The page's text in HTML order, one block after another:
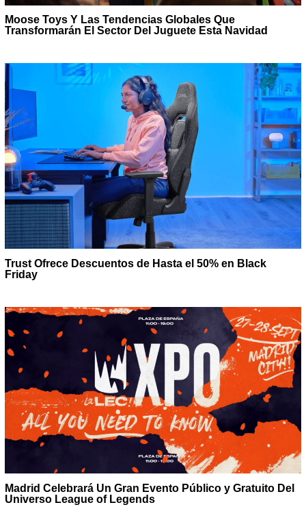
Moose Toys Y Las Tendencias Globales Que
Transformarán El Sector Del Juguete Esta Navidad
Trust Ofrece Descuentos de Hasta el 50% en Black
Friday
Madrid Celebrará Un Gran Evento Público y Gratuito Del
Universo League of Legends